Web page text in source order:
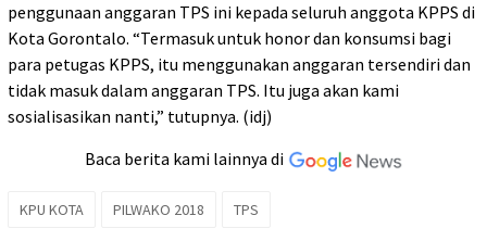
penggunaan anggaran TPS ini kepada seluruh anggota KPPS di
Kota Gorontalo. “Termasuk untuk honor dan konsumsi bagi
para petugas KPPS, itu menggunakan anggaran tersendiri dan
tidak masuk dalam anggaran TPS. Itu juga akan kami
sosialisasikan nanti,” tutupnya. (idj)
Baca berita kami lainnya di
KPU KOTA PILWAKO 2018 TPS